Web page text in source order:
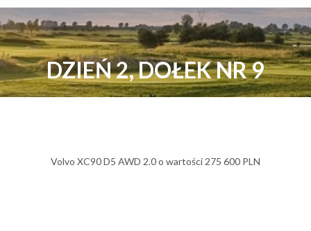
DZIEŃ 2, DOŁEK NR 9
Volvo XC90 D5 AWD 2.0 o wartości 275 600 PLN